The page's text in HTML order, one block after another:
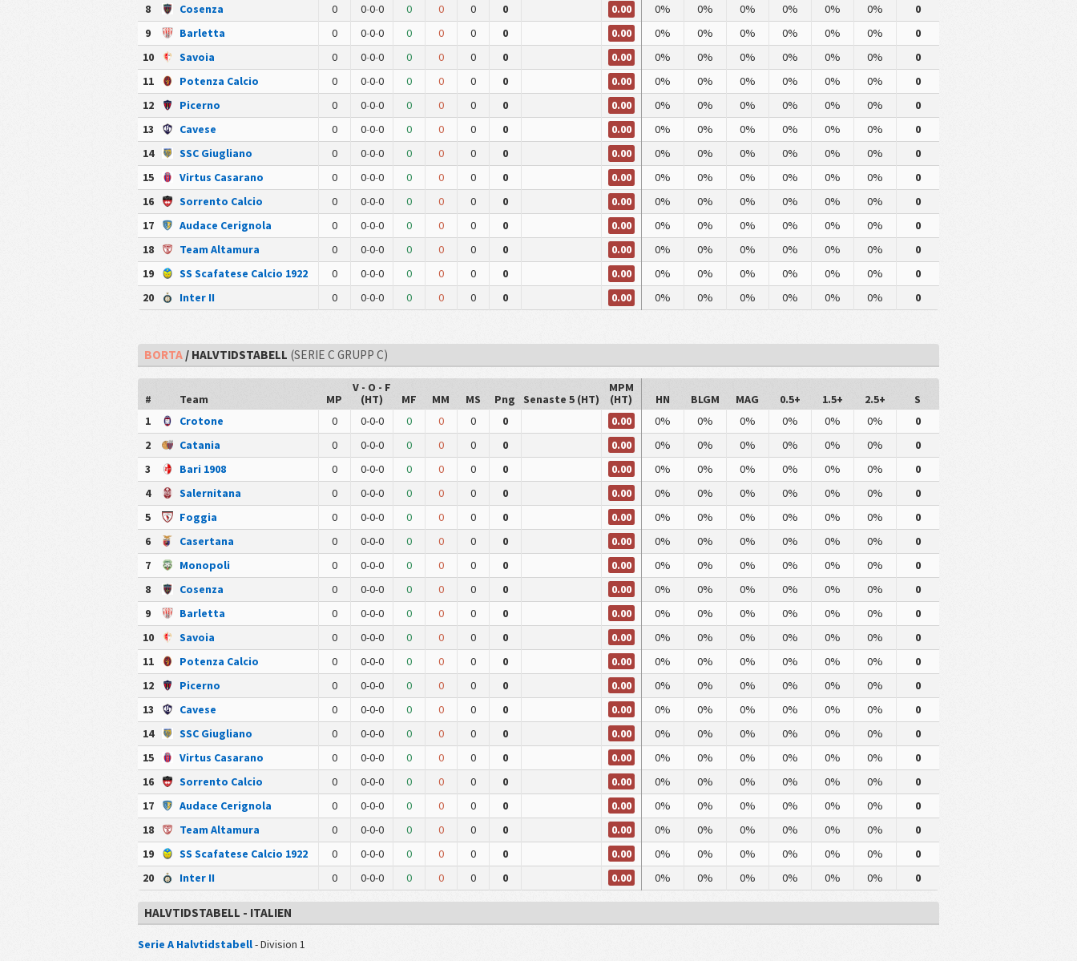
8
Cosenza 0 0-0-0 0 0 0 0 0.00 0% 0% 0% 0% 0% 0%
0
9
Barletta 0 0-0-0 0 0 0 0 0.00 0% 0% 0% 0% 0% 0%
0
10
Savoia 0 0-0-0 0 0 0 0 0.00 0% 0% 0% 0% 0% 0%
0
11
Potenza Calcio 0 0-0-0 0 0 0 0 0.00 0% 0% 0% 0% 0% 0%
0
12
Picerno 0 0-0-0 0 0 0 0 0.00 0% 0% 0% 0% 0% 0%
0
13
Cavese 0 0-0-0 0 0 0 0 0.00 0% 0% 0% 0% 0% 0%
0
14
SSC Giugliano 0 0-0-0 0 0 0 0 0.00 0% 0% 0% 0% 0% 0%
0
15
Virtus Casarano 0 0-0-0 0 0 0 0 0.00 0% 0% 0% 0% 0% 0%
0
16
Sorrento Calcio 0 0-0-0 0 0 0 0 0.00 0% 0% 0% 0% 0% 0%
0
17
Audace Cerignola 0 0-0-0 0 0 0 0 0.00 0% 0% 0% 0% 0% 0%
0
18
Team Altamura 0 0-0-0 0 0 0 0 0.00 0% 0% 0% 0% 0% 0%
0
19
SS Scafatese Calcio 1922 0 0-0-0 0 0 0 0 0.00 0% 0% 0% 0% 0% 0%
0
20
Inter II 0 0-0-0 0 0 0 0 0.00 0% 0% 0% 0% 0% 0% 0
BORTA/ HALVTIDSTABELL (SERIE C GRUPP C)
# Team MP
V - O - F
(HT)
MF MM MS Png Senaste 5 (HT)
MPM
(HT)
HN BLGM MAG 0.5+ 1.5+ 2.5+
S
1
Crotone 0 0-0-0 0 0 0 0 0.00 0% 0% 0% 0% 0% 0%
0
2
Catania 0 0-0-0 0 0 0 0 0.00 0% 0% 0% 0% 0% 0%
0
3
Bari 1908 0 0-0-0 0 0 0 0 0.00 0% 0% 0% 0% 0% 0%
0
4
Salernitana 0 0-0-0 0 0 0 0 0.00 0% 0% 0% 0% 0% 0%
0
5
Foggia 0 0-0-0 0 0 0 0 0.00 0% 0% 0% 0% 0% 0%
0
6
Casertana 0 0-0-0 0 0 0 0 0.00 0% 0% 0% 0% 0% 0%
0
7
Monopoli 0 0-0-0 0 0 0 0 0.00 0% 0% 0% 0% 0% 0%
0
8
Cosenza 0 0-0-0 0 0 0 0 0.00 0% 0% 0% 0% 0% 0%
0
9
Barletta 0 0-0-0 0 0 0 0 0.00 0% 0% 0% 0% 0% 0%
0
10
Savoia 0 0-0-0 0 0 0 0 0.00 0% 0% 0% 0% 0% 0%
0
11
Potenza Calcio 0 0-0-0 0 0 0 0 0.00 0% 0% 0% 0% 0% 0%
0
12
Picerno 0 0-0-0 0 0 0 0 0.00 0% 0% 0% 0% 0% 0%
0
13
Cavese 0 0-0-0 0 0 0 0 0.00 0% 0% 0% 0% 0% 0%
0
14
SSC Giugliano 0 0-0-0 0 0 0 0 0.00 0% 0% 0% 0% 0% 0%
0
15
Virtus Casarano 0 0-0-0 0 0 0 0 0.00 0% 0% 0% 0% 0% 0%
0
16
Sorrento Calcio 0 0-0-0 0 0 0 0 0.00 0% 0% 0% 0% 0% 0%
0
17
Audace Cerignola 0 0-0-0 0 0 0 0 0.00 0% 0% 0% 0% 0% 0%
0
18
Team Altamura 0 0-0-0 0 0 0 0 0.00 0% 0% 0% 0% 0% 0%
0
19
SS Scafatese Calcio 1922 0 0-0-0 0 0 0 0 0.00 0% 0% 0% 0% 0% 0%
0
20
Inter II 0 0-0-0 0 0 0 0 0.00 0% 0% 0% 0% 0% 0% 0
HALVTIDSTABELL - ITALIEN
Serie A Halvtidstabell- Division 1